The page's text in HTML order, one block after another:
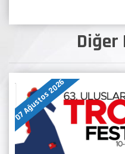
Diğer
07 Ağustos 2026